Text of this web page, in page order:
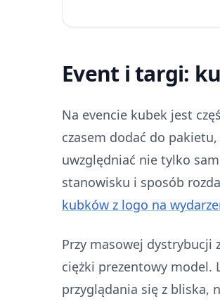
Event i targi:
Na evencie kubek jest
czasem dodać do
uwzględniać nie tylko
stanowisku i sposób
kubków z logo na
Przy masowej dystrybucji
ciężki prezentowy model.
przyglądania się z bliska,